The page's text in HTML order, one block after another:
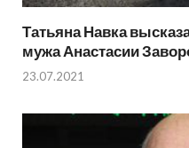
Татьяна Навка
мужа Анастасии
23.07.2021